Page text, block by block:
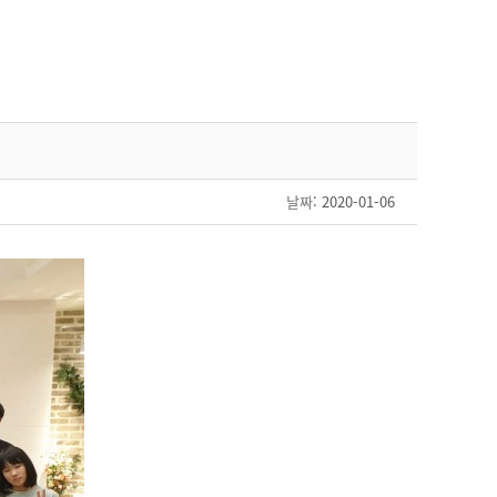
날짜: 2020-01-06